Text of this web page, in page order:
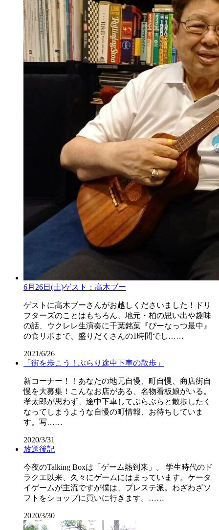
6月26日(土)ゲスト：高木ブー
ゲストに高木ブーさんがお越しくださいました！ドリ
フターズのことはもちろん、地元・柏の思い出や趣味
の話、ウクレレ生演奏に千葉銘菓『ぴーなっつ最中』
の食リポまで、盛りだくさんの1時間でし……
2021/6/26
「街を歩こう！ぶらり途中下車の散歩」
新コーナー！！あなたの地元自慢、町自慢、商店街自
慢を大募集！こんなお店がある、名物看板娘がいる。
孝太郎が思わず、途中下車してぶらぶらと散歩したく
なってしまうような自慢の町情報、お待ちしていま
す。写……
2020/3/31
放送後記
今夜のTalking Boxは「ゲーム熱到来」。 学生時代のド
ラクエ以来、久々にゲームにはまっています。ケータ
イゲームが主流ですが僕は、プレステ派。わざわざソ
フトをショップに買いに行きます。……
2020/3/30